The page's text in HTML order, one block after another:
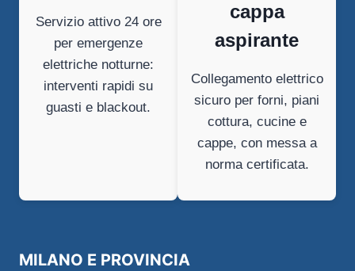
Servizio attivo 24 ore
per emergenze
elettriche notturne:
interventi rapidi su
guasti e blackout.
cappa
aspirante
Collegamento elettrico
sicuro per forni, piani
cottura, cucine e
cappe, con messa a
norma certificata.
MILANO E PROVINCIA